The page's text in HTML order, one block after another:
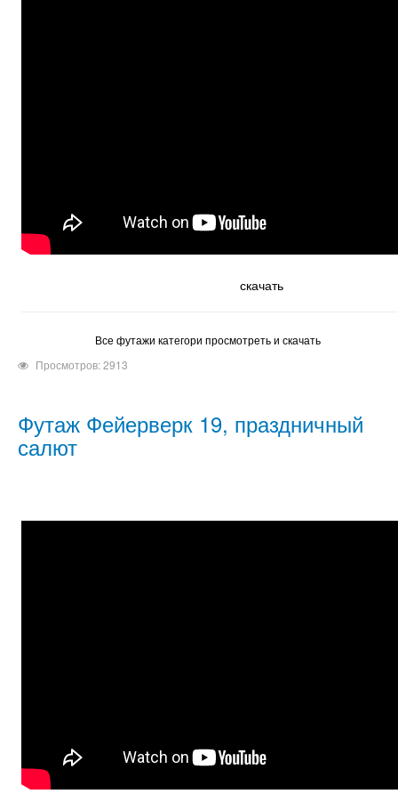
скачать
Все футажи категори просмотреть и скачать
Просмотров: 2913
Футаж Фейерверк 19, праздничный
салют